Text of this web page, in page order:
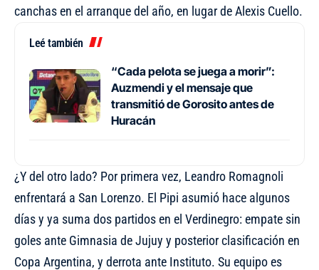
canchas en el arranque del año, en lugar de Alexis Cuello.
Leé también
“Cada pelota se juega a morir”:
Auzmendi y el mensaje que
transmitió de Gorosito antes de
Huracán
¿Y del otro lado? Por primera vez, Leandro Romagnoli
enfrentará a San Lorenzo. El Pipi asumió hace algunos
días y ya suma dos partidos en el Verdinegro: empate sin
goles ante Gimnasia de Jujuy y posterior clasificación en
Copa Argentina, y derrota ante Instituto. Su equipo es